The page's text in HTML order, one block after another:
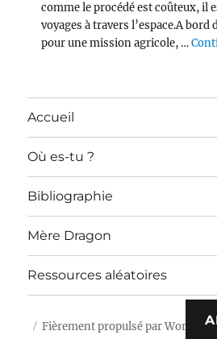
comme le procédé est coûteux, il
voyages à travers l’espace.A bord
pour une mission agricole, …
Accueil
Où es-tu ?
Bibliographie
Mère Dragon
Ressources aléatoires
Fièrement propulsé par